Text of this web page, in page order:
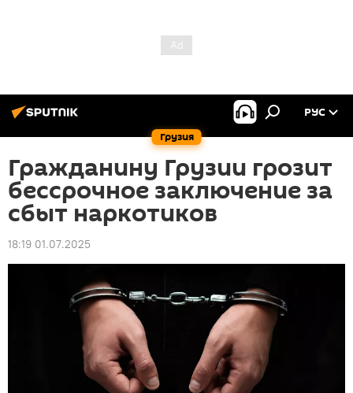
Грузия
РУС
Гражданину Грузии грозит
бессрочное заключение за
сбыт наркотиков
18:19 01.07.2025